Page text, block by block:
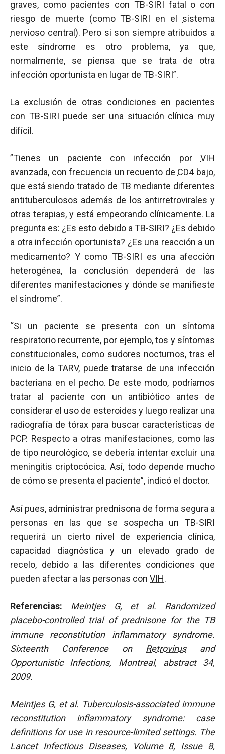
graves, como pacientes con TB-SIRI fatal o con
riesgo de muerte (como TB-SIRI en el sistema
nervioso central ). Pero si son siempre atribuidos a
este síndrome es otro problema, ya que,
normalmente, se piensa que se trata de otra
infección oportunista en lugar de TB-SIRI”.
La exclusión de otras condiciones en pacientes
con TB-SIRI puede ser una situación clínica muy
difícil.
”Tienes un paciente con infección por VIH
avanzada, con frecuencia un recuento de CD4bajo,
que está siendo tratado de TB mediante diferentes
antituberculosos además de los antirretrovirales y
otras terapias, y está empeorando clínicamente. La
pregunta es: ¿Es esto debido a TB-SIRI? ¿Es debido
a otra infección oportunista? ¿Es una reacción a un
medicamento? Y como TB-SIRI es una afección
heterogénea, la conclusión dependerá de las
diferentes manifestaciones y dónde se manifieste
el síndrome”.
“Si un paciente se presenta con un síntoma
respiratorio recurrente, por ejemplo, tos y síntomas
constitucionales, como sudores nocturnos, tras el
inicio de la TARV, puede tratarse de una infección
bacteriana en el pecho. De este modo, podríamos
tratar al paciente con un antibiótico antes de
considerar el uso de esteroides y luego realizar una
radiografía de tórax para buscar características de
PCP. Respecto a otras manifestaciones, como las
de tipo neurológico, se debería intentar excluir una
meningitis criptocócica. Así, todo depende mucho
de cómo se presenta el paciente”, indicó el doctor.
Así pues, administrar prednisona de forma segura a
personas en las que se sospecha un TB-SIRI
requerirá un cierto nivel de experiencia clínica,
capacidad diagnóstica y un elevado grado de
recelo, debido a las diferentes condiciones que
pueden afectar a las personas con VIH.
Referencias:
Meintjes G, et al. Randomized
placebo-controlled trial of prednisone for the TB
immune reconstitution inflammatory syndrome.
Sixteenth Conference on Retrovirusand
Opportunistic Infections, Montreal, abstract 34,
2009.
Meintjes G, et al. Tuberculosis-associated immune
reconstitution inflammatory syndrome: case
definitions for use in resource-limited settings. The
Lancet Infectious Diseases, Volume 8, Issue 8,